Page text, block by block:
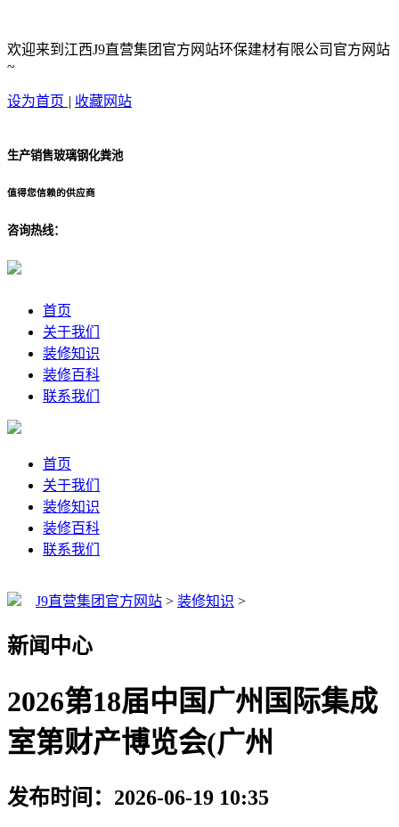
欢迎来到江西J9直营集团官方网站环保建材有限公司官方网站
~
设为首页 | 收藏网站
生产销售玻璃钢化粪池
值得您信赖的供应商
咨询热线：
首页
关于我们
装修知识
装修百科
联系我们
首页
关于我们
装修知识
装修百科
联系我们
J9直营集团官方网站 > 装修知识 >
新闻中心
2026第18届中国广州国际集成
室第财产博览会(广州
发布时间：2026-06-19 10:35